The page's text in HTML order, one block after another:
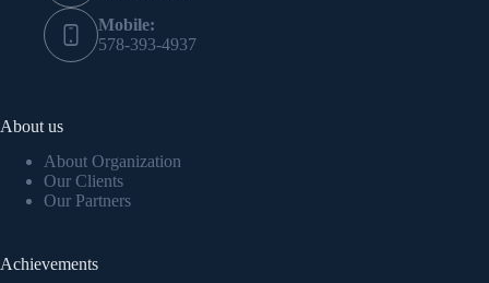
Mobile:
578-393-4937
About us
About Organization
Our Clients
Our Partners
Achievements